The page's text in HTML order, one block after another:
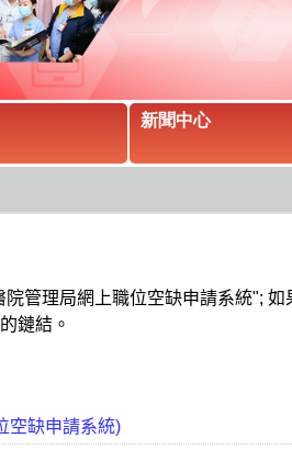
新聞中心